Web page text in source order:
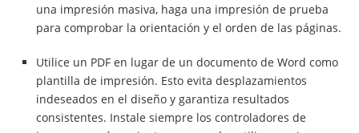
una impresión masiva, haga una impresión de prueba
para comprobar la orientación y el orden de las páginas.
Utilice un PDF en lugar de un documento de Word como
plantilla de impresión. Esto evita desplazamientos
indeseados en el diseño y garantiza resultados
consistentes. Instale siempre los controladores de